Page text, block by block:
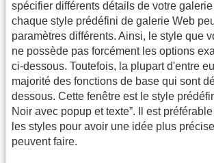
spécifier différents détails de votre
chaque style prédéfini de galerie Web
paramètres différents. Ainsi, le style que
ne possède pas forcément les options
ci-dessous. Toutefois, la plupart d'entre
majorité des fonctions de base qui sont
dessous. Cette fenêtre est le style
Noir avec popup et texte”. Il est
les styles pour avoir une idée plus
peuvent faire.